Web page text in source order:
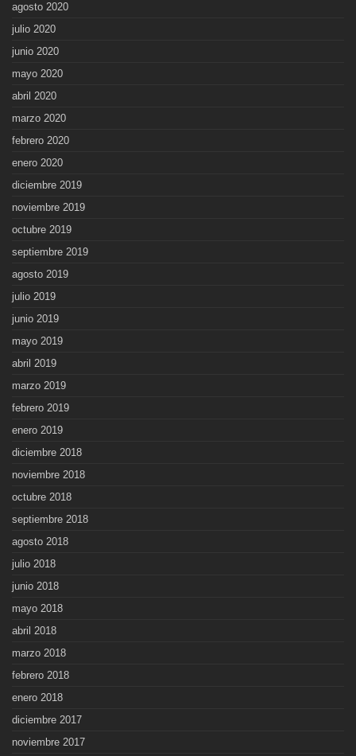
agosto 2020
julio 2020
junio 2020
mayo 2020
abril 2020
marzo 2020
febrero 2020
enero 2020
diciembre 2019
noviembre 2019
octubre 2019
septiembre 2019
agosto 2019
julio 2019
junio 2019
mayo 2019
abril 2019
marzo 2019
febrero 2019
enero 2019
diciembre 2018
noviembre 2018
octubre 2018
septiembre 2018
agosto 2018
julio 2018
junio 2018
mayo 2018
abril 2018
marzo 2018
febrero 2018
enero 2018
diciembre 2017
noviembre 2017